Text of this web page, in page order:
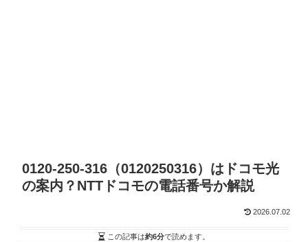
0120-250-316（0120250316）はドコモ光
の案内？NTTドコモの電話番号か解説
2026.07.02
この記事は約6分で読めます。